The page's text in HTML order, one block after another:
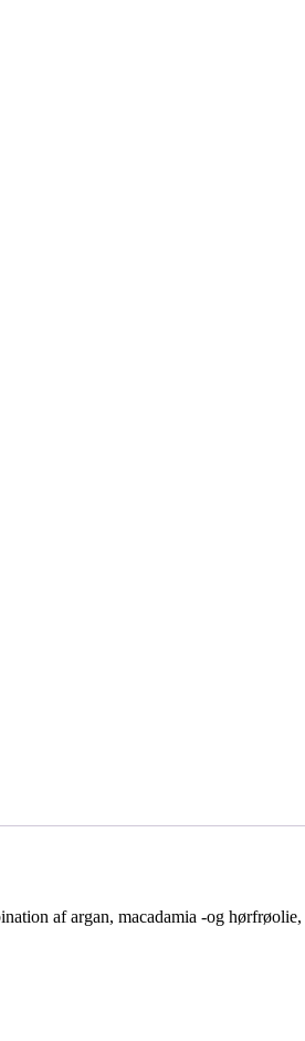
af argan, macadamia -og